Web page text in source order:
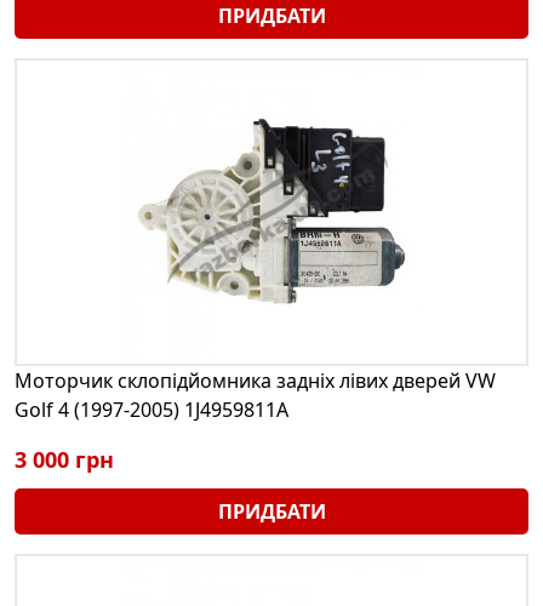
ПРИДБАТИ
Моторчик склопідйомника задніх лівих дверей VW
Golf 4 (1997-2005) 1J4959811A
3 000 грн
ПРИДБАТИ